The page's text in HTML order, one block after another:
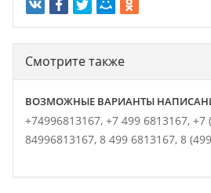
Смотрите также
ВОЗМОЖНЫЕ ВАРИАНТЫ
+74996813167, +7 499 6813167, +7
84996813167, 8 499 6813167, 8